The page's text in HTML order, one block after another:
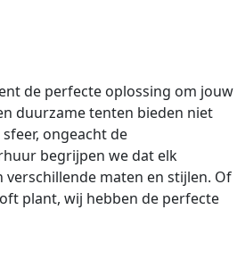
de perfecte oplossing om jouw
duurzame tenten bieden niet
ongeacht de
begrijpen we dat elk
maten en stijlen. Of
plant, wij hebben de perfecte